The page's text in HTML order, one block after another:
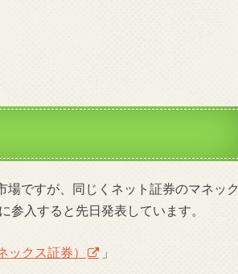
ですが、同じくネット証券のマネック
参入すると先日発表しています。
クス証券） 」